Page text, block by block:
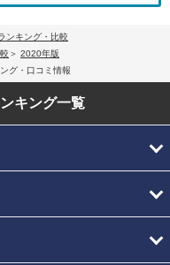
ンキング・比較
2020年版
グ・口コミ情報
キング一覧